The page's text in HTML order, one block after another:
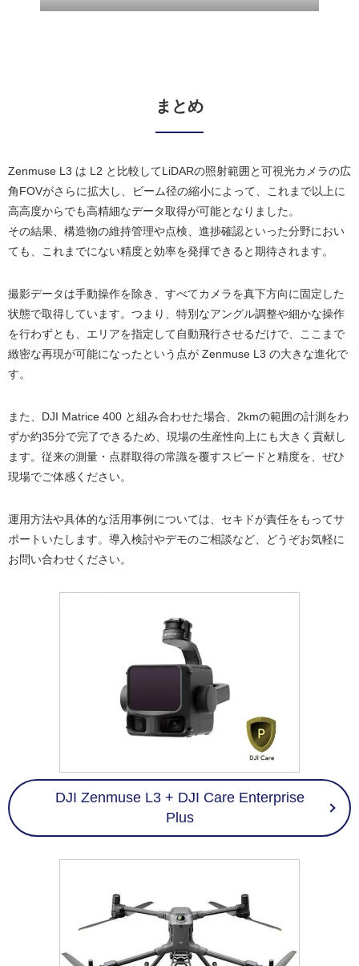
まとめ
Zenmuse L3 は L2 と比較してLiDARの照射範囲と可視光カメラの広
角FOVがさらに拡大し、ビーム径の縮小によって、これまで以上に
高高度からでも高精細なデータ取得が可能となりました。
その結果、構造物の維持管理や点検、進捗確認といった分野におい
ても、これまでにない精度と効率を発揮できると期待されます。
撮影データは手動操作を除き、すべてカメラを真下方向に固定した
状態で取得しています。つまり、特別なアングル調整や細かな操作
を行わずとも、エリアを指定して自動飛行させるだけで、ここまで
緻密な再現が可能になったという点が Zenmuse L3 の大きな進化で
す。
また、DJI Matrice 400 と組み合わせた場合、2kmの範囲の計測をわ
ずか約35分で完了できるため、現場の生産性向上にも大きく貢献し
ます。従来の測量・点群取得の常識を覆すスピードと精度を、ぜひ
現場でご体感ください。
運用方法や具体的な活用事例については、セキドが責任をもってサ
ポートいたします。導入検討やデモのご相談など、どうぞお気軽に
お問い合わせください。
DJI Zenmuse L3 + DJI Care Enterprise
Plus